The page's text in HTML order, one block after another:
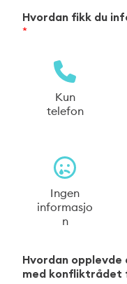
r
å
e
t
Hvordan fikk du
*
Kun
telefon
Ingen
informasjo
n
Hvordan
med